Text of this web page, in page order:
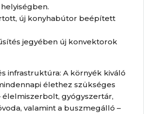
új konyhabútor beépített
jegyében új konvektorok
infrastruktúra: A környék kiváló
élethez szükséges
élelmiszerbolt, gyógyszertár,
valamint a buszmegálló –